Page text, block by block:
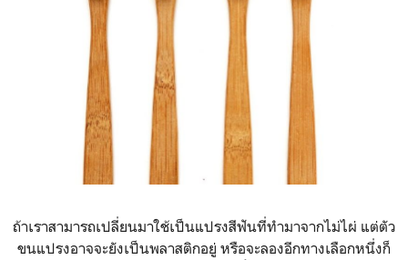
ถ้าเราสามารถเปลี่ยนมาใช้เป็นแปรงสีฟันที่ทำมาจากไม่ไผ่ แต่ตัว
ขนแปรงอาจจะยังเป็นพลาสติกอยู่ หรือจะลองอีกทางเลือกหนึ่งก็